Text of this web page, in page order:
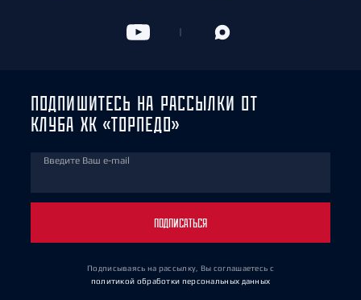
ПОДПИШИТЕСЬ НА РАССЫЛКИ ОТ
КЛУБА ХК «ТОРПЕДО»
Введите Ваш e-mail
ПОДПИСАТЬСЯ
Подписываясь на рассылку, Вы соглашаетесь с
политикой обработки персональных данных